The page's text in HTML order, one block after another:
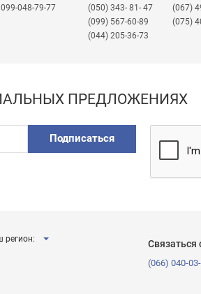
099-048-79-77
(050) 343- 81- 47
(099) 567-60-89
(044) 205-36-73
(067)
(075)
ПРЕДЛОЖЕНИЯХ
Подписаться
регион: Связаться
(066) 040-